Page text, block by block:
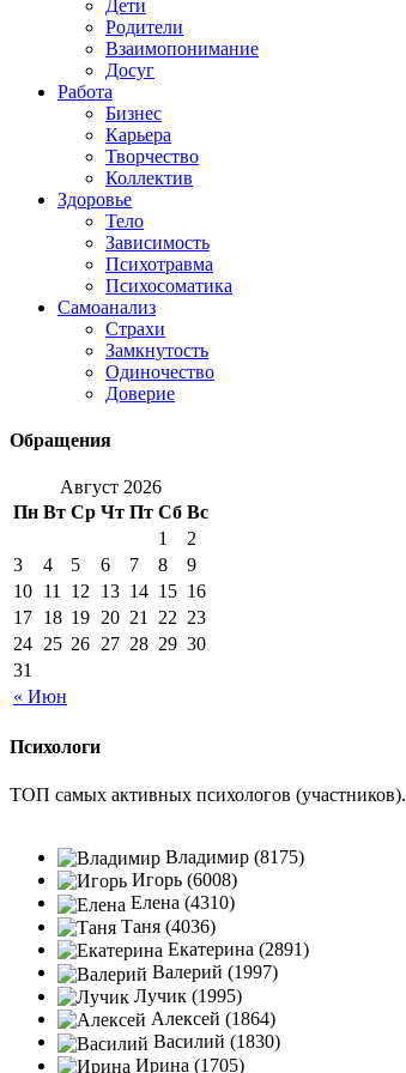
Дети
Родители
Взаимопонимание
Досуг
Работа
Бизнес
Карьера
Творчество
Коллектив
Здоровье
Тело
Зависимость
Психотравма
Психосоматика
Самоанализ
Страхи
Замкнутость
Одиночество
Доверие
Обращения
Август 2026
Пн Вт Ср Чт Пт Сб Вс
« Июн
1
2
3
4 5 6 7 8
9
10 11 12 13 14 15 16
17 18 19 20 21 22 23
24 25 26 27 28 29 30
31
Психологи
ТОП самых активных психологов (участников).
Владимир (8175)
Игорь (6008)
Елена (4310)
Таня (4036)
Екатерина (2891)
Валерий (1997)
Лучик (1995)
Алексей (1864)
Василий (1830)
Ирина (1705)